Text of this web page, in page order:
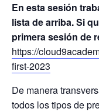
En esta sesión
lista de arriba. Si
primera sesión de
https://
first-2023
De manera
todos los tipos de